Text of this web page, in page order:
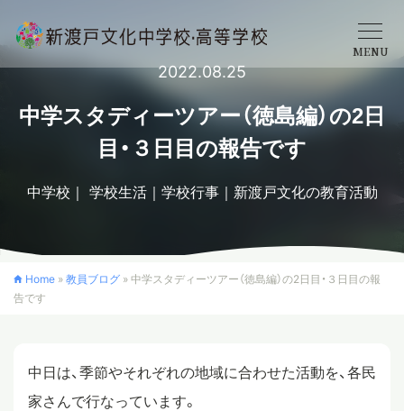
学校概要
入学案内
クロスカリキュラム
MENU
2022.08.25
中学スタディーツアー（徳島編）の2日
目・３日目の報告です
中学校 学校生活 学校行事 新渡戸文化の教育活動
Home » 教員ブログ » 中学スタディーツアー（徳島編）の2日目・３日目の報
告です
中日は、季節やそれぞれの地域に合わせた活動を、各民
家さんで行なっています。